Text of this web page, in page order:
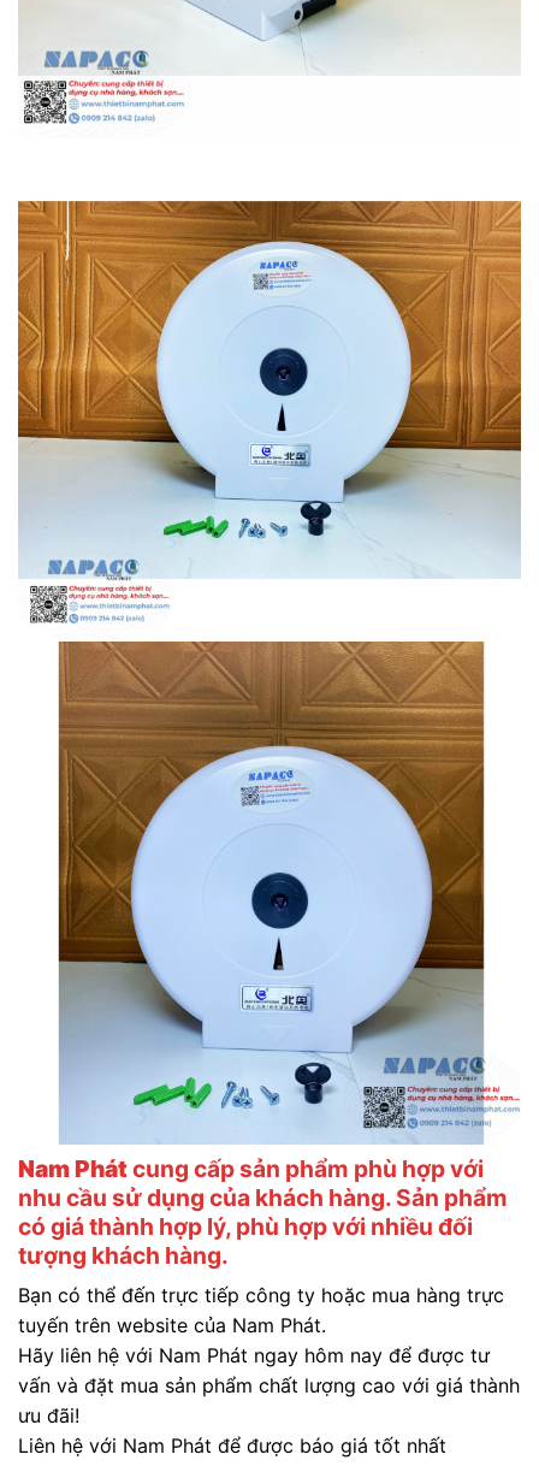
Nam Phátcung cấp sản phẩm phù hợp với
nhu cầu sử dụng của khách hàng. Sản phẩm
có giá thành hợp lý, phù hợp với nhiều đối
tượng khách hàng.
Bạn có thể đến trực tiếp công ty hoặc mua hàng trực
tuyến trên website của Nam Phát.
Hãy liên hệ với Nam Phát ngay hôm nay để được tư
vấn và đặt mua sản phẩm chất lượng cao với giá thành
ưu đãi!
Liên hệ với Nam Phát để được báo giá tốt nhất